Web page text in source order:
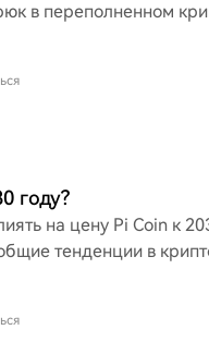
в переполненном
году?
на цену Pi Coin к
тенденции в